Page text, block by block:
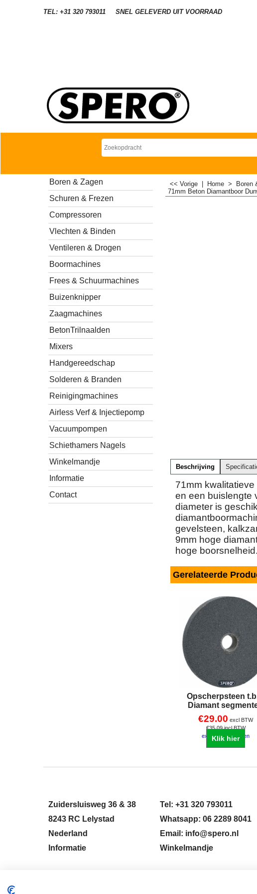
TEL: +31 320 793011 SNEL GELEVERD UIT VOORRAAD
Boren & Zagen
Schuren & Frezen
Compressoren
Vlechten & Binden
Ventileren & Drogen
Boormachines
Frees & Schuurmachines
Buizenknipper
Zaagmachines
BetonTrilnaalden
Mixers
Handgereedschap
Solderen & Branden
Reinigingmachines
Airless Verf & Injectiepomp
Vacuumpompen
Schiethamers Nagels
Winkelmandje
Informatie
Contact
<< Vorige Home > Boren
71mm Beton Diamantboor
Beschrijving
71mm
en een buislengte
diameter is
gevelsteen,
9mm hoge
hoge boorsnelheid.
Gerelateerde
Opscherpsteen
Diamant
€29.00 excl BTW
€35.09 incl BTW
excl Verzendkosten
Klik hier
Zuidersluisweg 36 & 38
8243 RC Lelystad
Nederland
Informatie
Tel: +31 320 793011
Whatsapp: 06 2289 8041
Email: info@spero.nl
Winkelmandje